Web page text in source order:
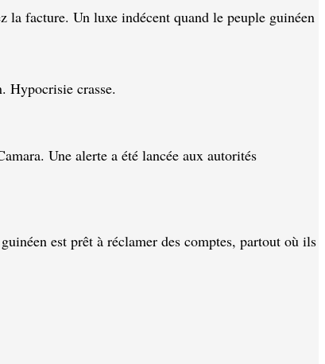
facture. Un luxe indécent quand le peuple guinéen
Hypocrisie crasse.
Une alerte a été lancée aux autorités
est prêt à réclamer des comptes, partout où ils